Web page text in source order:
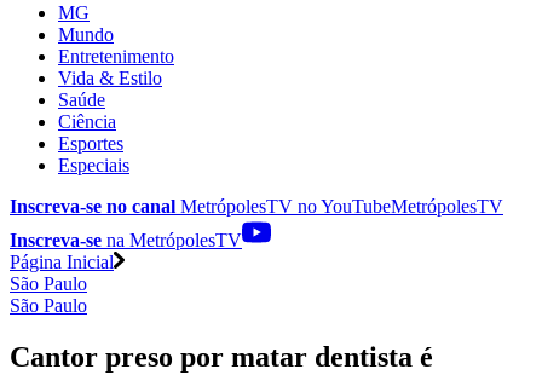
MG
Mundo
Entretenimento
Vida & Estilo
Saúde
Ciência
Esportes
Especiais
Inscreva-se no canal MetrópolesTV noYouTubeMetrópolesTV
Inscreva-se na MetrópolesTV
Página Inicial
São Paulo
São Paulo
Cantor preso por matar dentista é